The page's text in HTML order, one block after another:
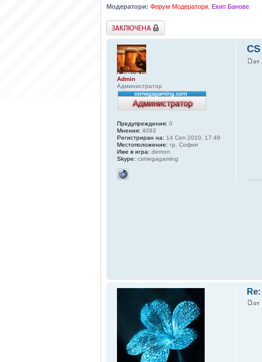
Модератори: Форум Модератори Екип Банове
Заключена
от
Admin
Администратор
Предупреждения: 0
Мнения: 4093
Регистриран на: 14 Сеп 2010, 17:48
Местоположение: гр. София
Име в игра: demon
Skype: csmegagaming
от